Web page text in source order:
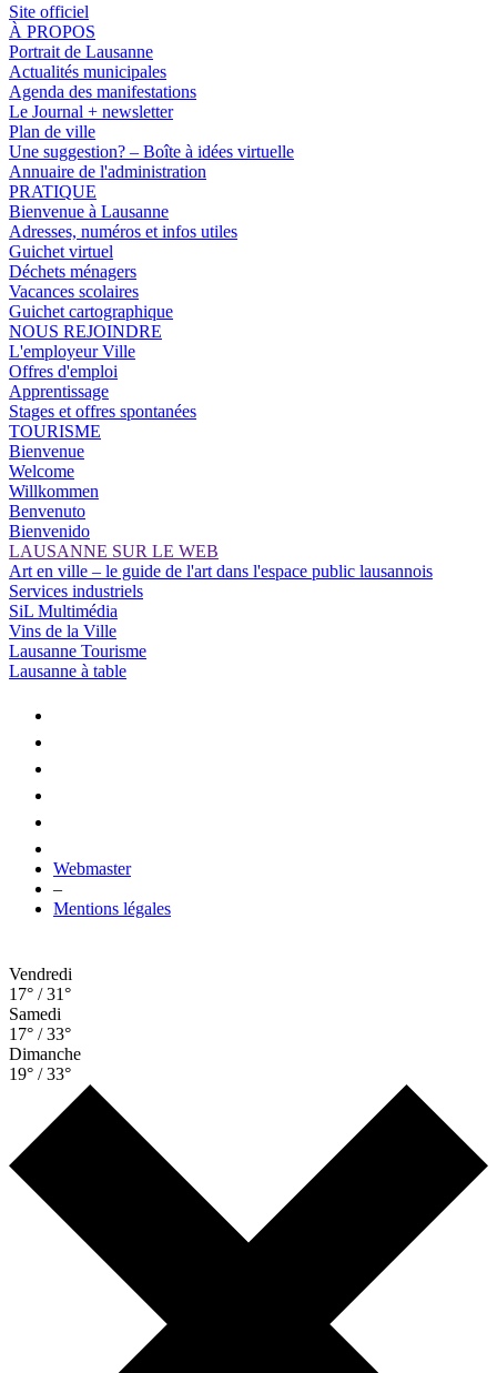
Site officiel
À PROPOS
Portrait de Lausanne
Actualités municipales
Agenda des manifestations
Le Journal + newsletter
Plan de ville
Une suggestion? – Boîte à idées virtuelle
Annuaire de l'administration
PRATIQUE
Bienvenue à Lausanne
Adresses, numéros et infos utiles
Guichet virtuel
Déchets ménagers
Vacances scolaires
Guichet cartographique
NOUS REJOINDRE
L'employeur Ville
Offres d'emploi
Apprentissage
Stages et offres spontanées
TOURISME
Bienvenue
Welcome
Willkommen
Benvenuto
Bienvenido
LAUSANNE SUR LE WEB
Art en ville – le guide de l'art dans l'espace public lausannois
Services industriels
SiL Multimédia
Vins de la Ville
Lausanne Tourisme
Lausanne à table
Webmaster
–
Mentions légales
Vendredi
17° / 31°
Samedi
17° / 33°
Dimanche
19° / 33°